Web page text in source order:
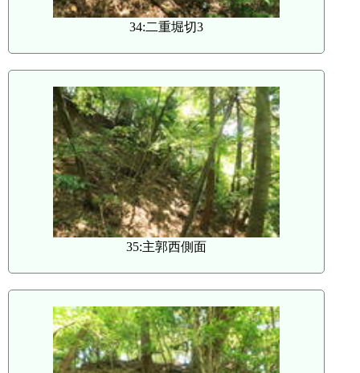
34:二重堀切3
35:主郭西側面